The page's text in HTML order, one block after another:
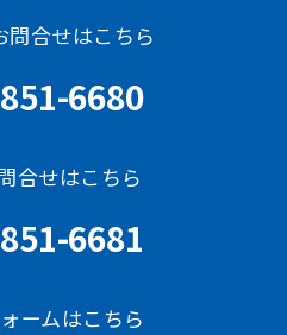
問合せはこちら
6680
合せはこちら
6681
ームはこちら